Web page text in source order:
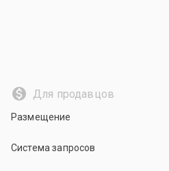
Для продавцов
Размещение
Система запросов